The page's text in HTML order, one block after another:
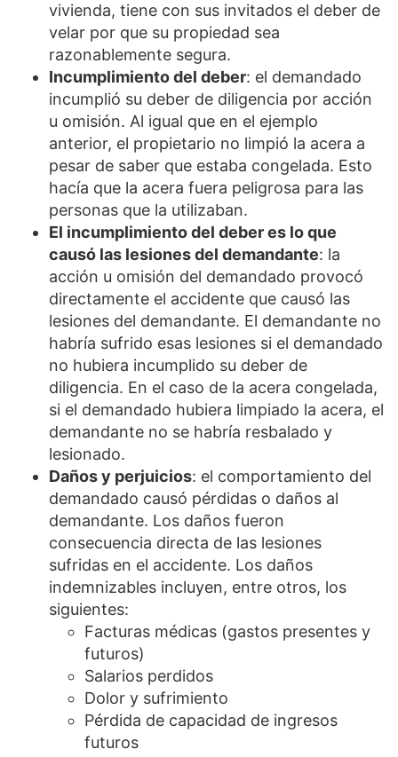
vivienda, tiene con sus invitados el deber de
velar por que su propiedad sea
razonablemente segura.
Incumplimiento del deber: el demandado
incumplió su deber de diligencia por acción
u omisión. Al igual que en el ejemplo
anterior, el propietario no limpió la acera a
pesar de saber que estaba congelada. Esto
hacía que la acera fuera peligrosa para las
personas que la utilizaban.
El incumplimiento del deber es lo que
causó las lesiones del demandante: la
acción u omisión del demandado provocó
directamente el accidente que causó las
lesiones del demandante. El demandante no
habría sufrido esas lesiones si el demandado
no hubiera incumplido su deber de
diligencia. En el caso de la acera congelada,
si el demandado hubiera limpiado la acera, el
demandante no se habría resbalado y
lesionado.
Daños y perjuicios: el comportamiento del
demandado causó pérdidas o daños al
demandante. Los daños fueron
consecuencia directa de las lesiones
sufridas en el accidente. Los daños
indemnizables incluyen, entre otros, los
siguientes:
Facturas médicas (gastos presentes y
futuros)
Salarios perdidos
Dolor y sufrimiento
Pérdida de capacidad de ingresos
futuros